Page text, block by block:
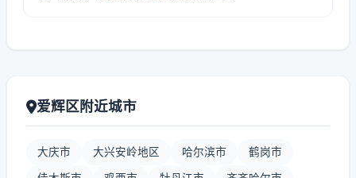
爱辉区附近城市
大庆市 大兴安岭地区 哈尔滨市 鹤岗市